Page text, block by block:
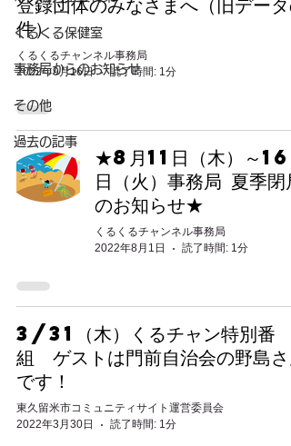
くるくる保健室
事務局からのお知らせ
その他
過去の記事
件）
くるくるチャンネル事務局
2022年9月16日
読了時間: 1分
★8月11日（木）～16
日（火）事務局 夏季閉局
のお知らせ★
くるくるチャンネル事務局
2022年8月1日
読了時間: 1分
3/31（木）くるチャン特別番
組 ゲストは門前自治会の野島さ
です！
東久留米市コミュニティサイト運営委員会
2022年3月30日
読了時間: 1分